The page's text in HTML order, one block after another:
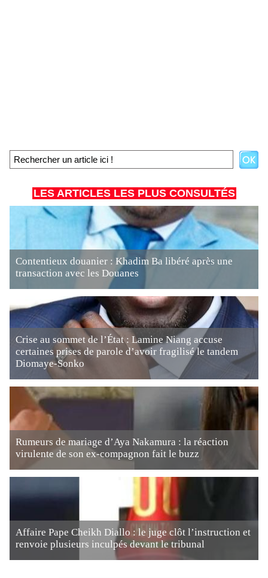
LES ARTICLES LES PLUS CONSULTÉS
Contentieux douanier : Khadim Ba libéré après une
transaction avec les Douanes
Crise au sommet de l’État : Lamine Niang accuse
certaines prises de parole d’avoir fragilisé le tandem
Diomaye-Sonko
Rumeurs de mariage d’Aya Nakamura : la réaction
virulente de son ex-compagnon fait le buzz
Affaire Pape Cheikh Diallo : le juge clôt l’instruction et
renvoie plusieurs inculpés devant le tribunal